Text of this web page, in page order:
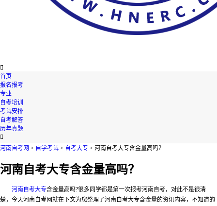

首页
报名报考
专业
自考培训
考试安排
自考解答
历年真题

河南自考网 > 自学考试 > 自考大专 > 河南自考大专含金量高吗？
河南自考大专含金量高吗？
河南自考大专含金量高吗?很多同学都是第一次报考河南自考，对此不是很清
楚，今天河南自考网就在下文为您整理了河南自考大专含金量的资讯内容，不知道的